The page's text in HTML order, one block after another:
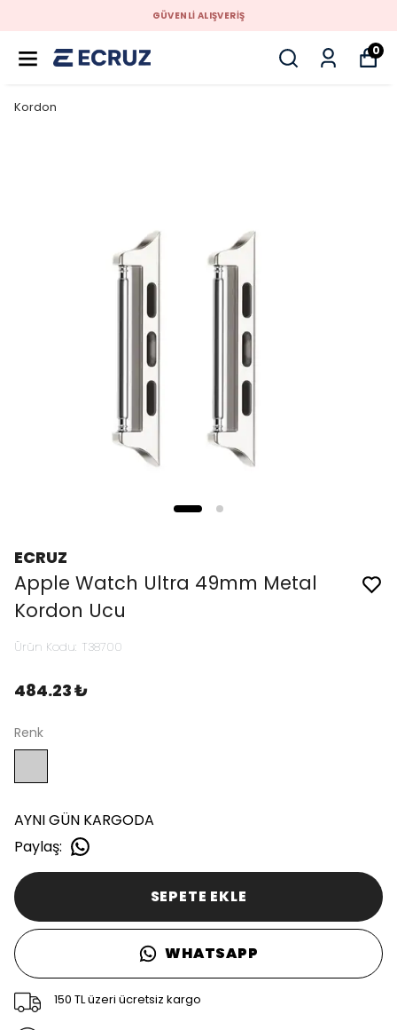
GÜVENLİ ALIŞVERİŞ
0
Kordon
ECRUZ
Apple Watch Ultra 49mm Metal
Kordon Ucu
Ürün Kodu: T38700
484.23 ₺
Renk
AYNI GÜN KARGODA
Paylaş:
SEPETE EKLE
WHATSAPP
150 TL üzeri ücretsiz kargo